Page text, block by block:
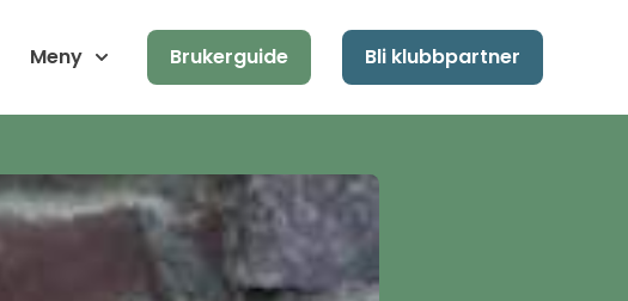
Meny Brukerguide Bli klubbpartner